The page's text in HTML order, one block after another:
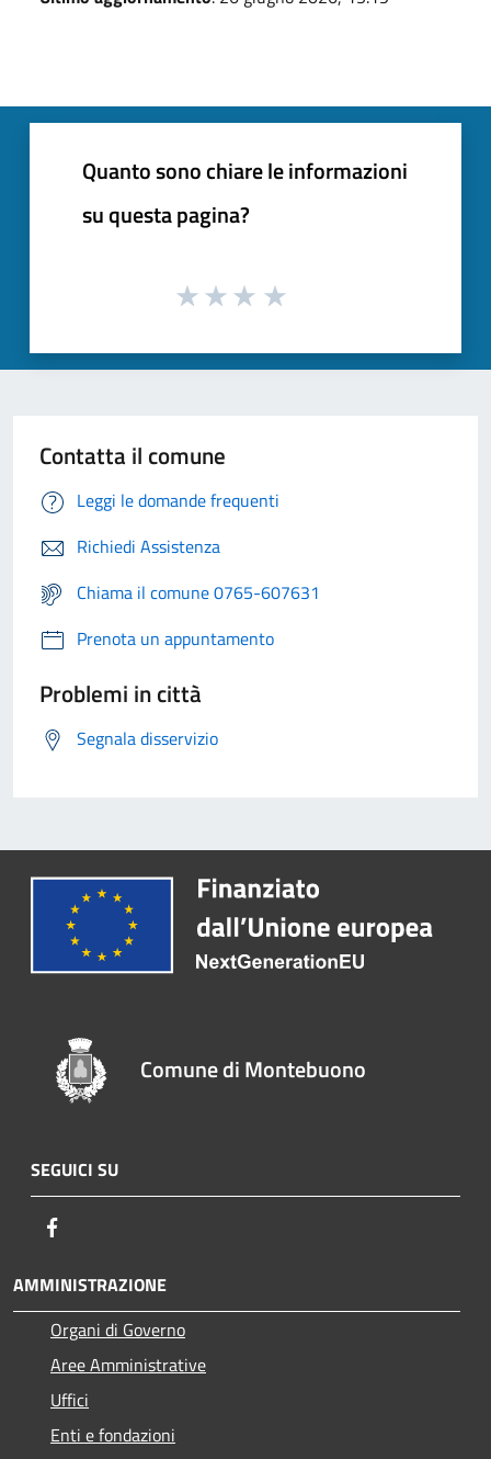
Quanto sono chiare le informazioni
su questa pagina?
Contatta il comune
Leggi le domande frequenti
Richiedi Assistenza
Chiama il comune 0765-607631
Prenota un appuntamento
Problemi in città
Segnala disservizio
Comune di Montebuono
SEGUICI SU
AMMINISTRAZIONE
Organi di Governo
Aree Amministrative
Uffici
Enti e fondazioni